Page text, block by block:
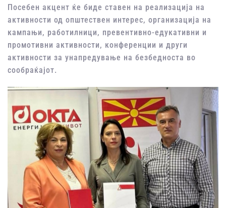
Посебен акцент ќе биде ставен на реализација на
активности од општествен интерес, организација на
кампањи, работилници, превентивно-едукативни и
промотивни активности, конференции и други
активности за унапредување на безбедноста во
сообраќајот.